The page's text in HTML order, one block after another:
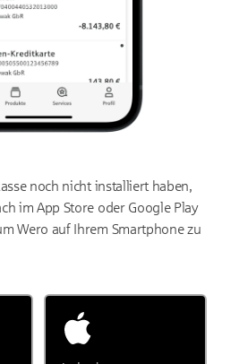
noch nicht installiert haben,
im App Store oder Google Play
Wero auf Ihrem Smartphone zu